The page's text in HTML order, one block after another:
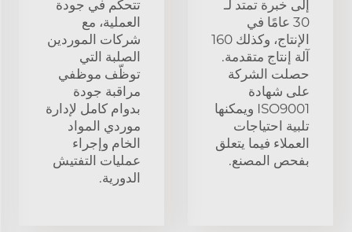
إلى خبرة تمتد لـ
30 عامًا في
الإنتاج، وكذلك 160
آلة إنتاج متقدمة.
حصلت الشركة
على شهادة
ISO9001 ويمكنها
تلبية احتياجات
العملاء فيما يتعلق
بفحص المصنع.
تتحكم في جودة
العملية، مع
شركات الموردين
الصلبة التي
توظّف موظفي
مراقبة جودة
بدوام كامل لإدارة
موردي المواد
الخام وإجراء
عمليات التفتيش
الدورية.